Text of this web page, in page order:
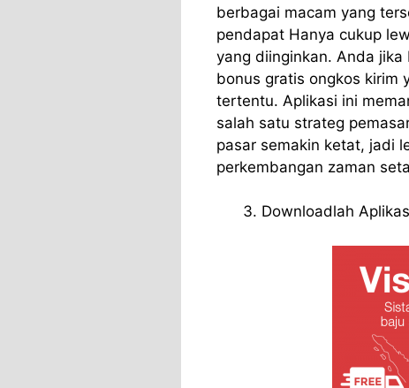
berbagai macam yang
pendapat Hanya cukup
yang diinginkan. Anda
bonus gratis ongkos kirim
tertentu. Aplikasi ini
salah satu strateg
pasar semakin ketat, jadi
perkembangan zaman
Downloadlah